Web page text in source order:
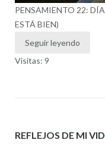
PENSAMIENTO 22:
ESTÁ BIEN)
Seguir leyendo
Visitas: 9
REFLEJOS DE MI